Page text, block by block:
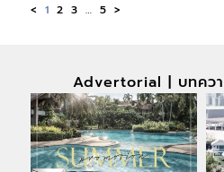
< 1 2 3 … 5 >
Advertorial | บทคว